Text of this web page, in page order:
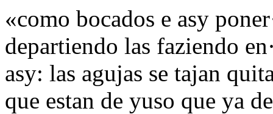
«como bocados e asy
departiendo las faziendo
asy: las agujas se tajan
que estan de yuso que ya